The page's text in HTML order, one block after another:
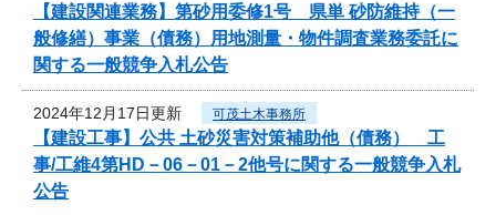
【建設関連業務】第砂用委修1号 県単 砂防維持（一
般修繕）事業（債務）用地測量・物件調査業務委託に
関する一般競争入札公告
2024年12月17日更新 可茂土木事務所
【建設工事】公共 土砂災害対策補助他（債務） 工
事/工維4第HD－06－01－2他号に関する一般競争入札
公告